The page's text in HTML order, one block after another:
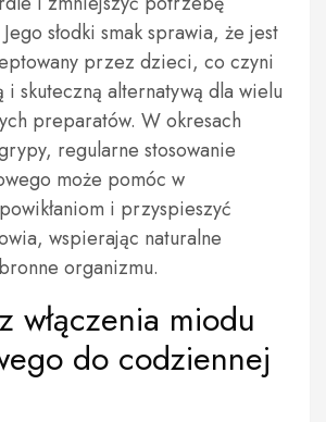
słodki smak sprawia, że jest
przez dzieci, co czyni
skuteczną alternatywą dla wielu
preparatów. W okresach
regularne stosowanie
może pomóc w
i przyspieszyć
wspierając naturalne
organizmu.
włączenia miodu
do codziennej